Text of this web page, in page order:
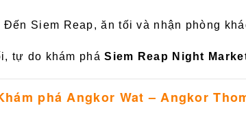
Đến Siem Reap, ăn tối và nhận phòng
tự do khám pháSiem Reap Night
phá Angkor Wat – Angkor